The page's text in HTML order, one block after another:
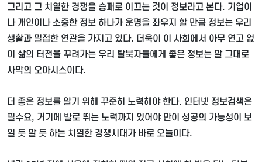
그리고 그 치열한 경쟁을 승패로 이끄는 것이 정보라고 본다. 기업이
나 개인이나 소중한 정보 하나가 운명을 좌우지 할 만큼 정보는 우리
생활과 밀접한 연관을 가지고 있다. 더욱이 이 사회에서 아무 연고 없
이 삶의 터전을 꾸려가는 우리 탈북자들에게 좋은 정보는 말 그대로
사막의 오아시스이다.
더 좋은 정보를 알기 위해 꾸준히 노력해야 한다. 인터넷 정보검색은
필수요, 거기에 발로 뛰는 노력까지 있어야 만이 성공의 가능성이 보
일 듯 말 듯 하는 치열한 경쟁시대가 바로 오늘이다.